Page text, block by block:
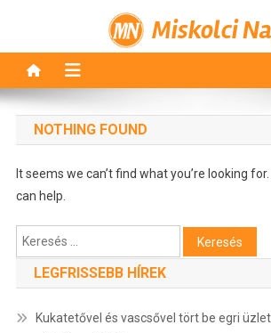
Miskolci
NOTHING FOUND
It seems we can’t find what you’re looking
can help.
Keresés:
LEGFRISSEBB HÍREK
Kukatetővel és vascsővel tört be egri